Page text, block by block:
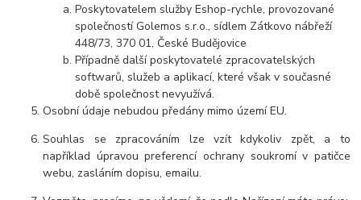
Poskytovatelem služby Eshop-rychle, provozované
společností Golemos s.r.o., sídlem Zátkovo nábřeží
448/73, 370 01, České Budějovice
Případně další poskytovatelé zpracovatelských
softwarů, služeb a aplikací, které však v současné
době společnost nevyužívá.
Osobní údaje nebudou předány mimo území EU.
Souhlas se zpracováním lze vzít kdykoliv zpět, a to
například úpravou preferencí ochrany soukromí v patičce
webu, zasláním dopisu, emailu.